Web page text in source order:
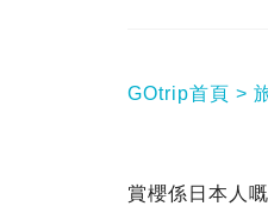
GOtrip首頁
賞櫻係日本人